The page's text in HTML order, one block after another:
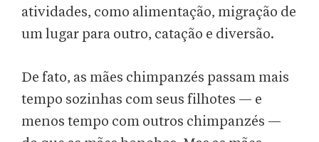
atividades, como alimentação, migração de
um lugar para outro, catação e diversão.
De fato, as mães chimpanzés passam mais
tempo sozinhas com seus filhotes — e
menos tempo com outros chimpanzés —